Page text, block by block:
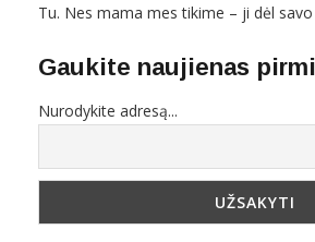
Tu. Nes mama mes tikime – ji dėl
Gaukite naujienas
Nurodykite adresą...